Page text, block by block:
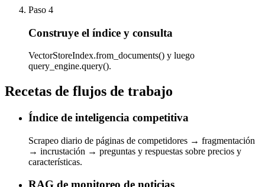
Paso 4
Construye el índice y consulta
VectorStoreIndex.from_documents() y luego
query_engine.query().
Recetas de flujos de trabajo
Índice de inteligencia competitiva
Scrapeo diario de páginas de competidores → fragmentación
→ incrustación → preguntas y respuestas sobre precios y
características.